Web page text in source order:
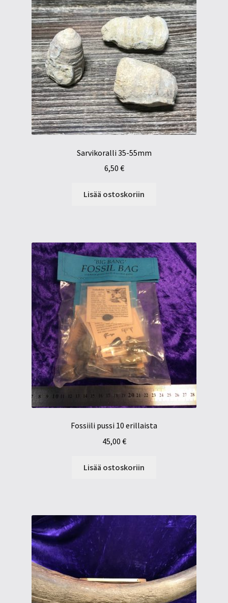
Sarvikoralli 35-55mm
6,50 €
Lisää ostoskoriin
Fossiili pussi 10 erillaista
45,00 €
Lisää ostoskoriin